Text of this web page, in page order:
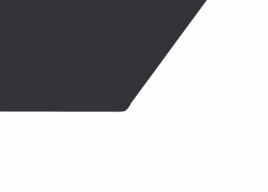
чека
признаками способа расчета «аванс»,